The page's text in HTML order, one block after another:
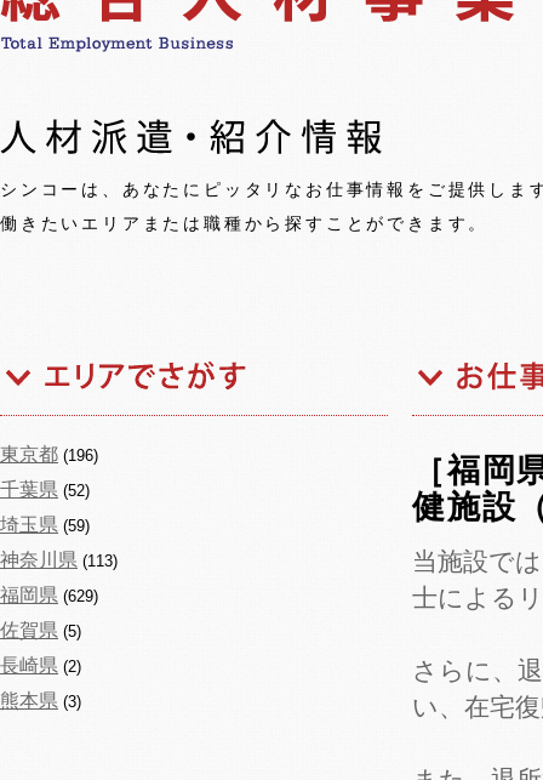
シンコーは、あなたにピッタリなお仕事情報をご提供しま
働きたいエリアまたは職種から探すことができます。
東京都 (196)
千葉県 (52)
埼玉県 (59)
神奈川県 (113)
福岡県 (629)
佐賀県 (5)
長崎県 (2)
熊本県 (3)
［福岡
健施設
当施設で
士による
さらに、
い、在宅